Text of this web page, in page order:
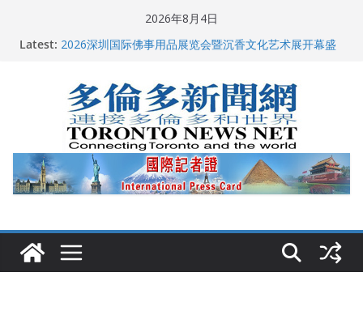
2026年8月4日
Latest: 2026深圳国际佛事用品展览会暨沉香文化艺术展开幕盛
2026加拿大青少年儿童绘画比赛颁奖典礼多伦多举行
龚晓华参加多伦多骄傲大游行 与市民分享竞选理念
多伦多市长选举拉开帷幕 多名华人候选人宣布角逐